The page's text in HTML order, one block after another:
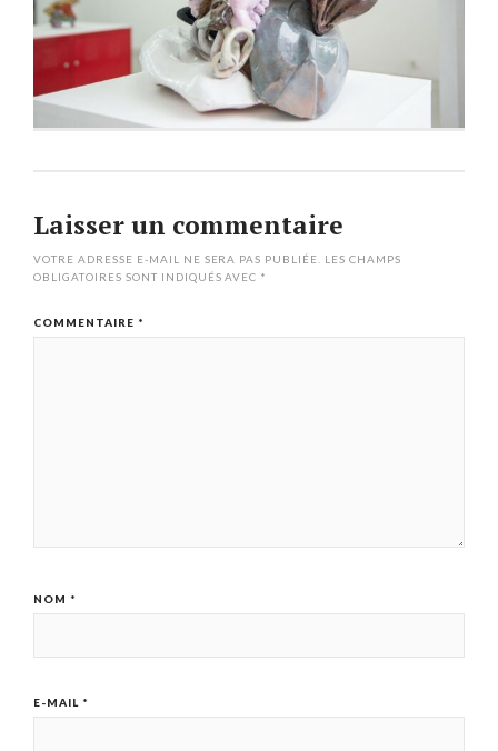
Laisser un commentaire
VOTRE ADRESSE E-MAIL NE SERA PAS PUBLIÉE.
LES CHAMPS
OBLIGATOIRES SONT INDIQUÉS AVEC *
COMMENTAIRE *
NOM *
E-MAIL *